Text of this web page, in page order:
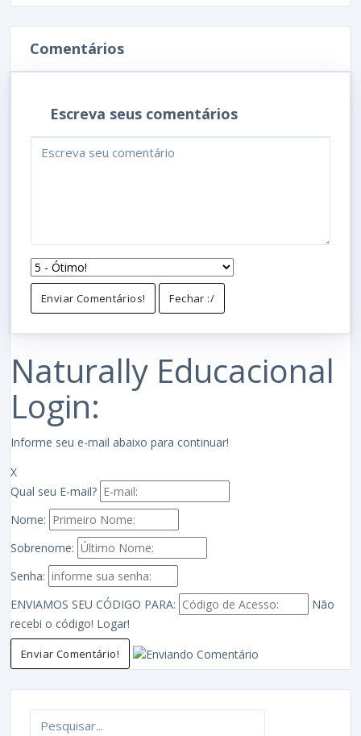
Comentários
Escreva seus comentários
Enviar Comentários! Fechar :/
Naturally Educacional
Login:
Informe seu e-mail abaixo para continuar!
X
Qual seu E-mail?
Nome:
Sobrenome:
Senha:
ENVIAMOS SEU CÓDIGO PARA:
Não
recebi o código! Logar!
Enviar Comentário!